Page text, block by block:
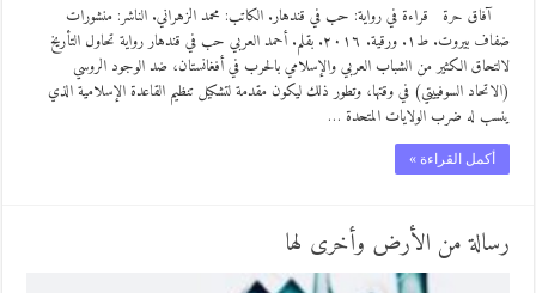
آفاق حرة قراءة في رواية: حب في قندهار. الكاتب: محمد الزهراني. الناشر: منشورات
ضفاف بيروت. ط١. ورقية. ٢٠١٦. بقلم. أحمد العربي حب في قندهار رواية تحاول التأريخ
لالتحاق الكثير من الشباب العربي والإسلامي بالحرب في أفغانستان، ضد الوجود الروسي
(الاتحاد السوفييتي) في وقتها، وتطور ذلك ليكون مقدمة لتشكيل تنظيم القاعدة الإسلامية الذي
ينسب له ضرب الولايات المتحدة …
أكمل القراءة »
رسالة من الأرض وأخرى لها